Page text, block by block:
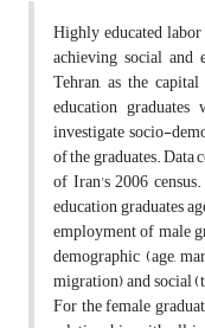
Highly educated
achieving social and
Tehran, as the
education
investigate socio-
of the graduates. Data
of Iran's 2006
education graduates
employment of male
demographic (age,
migration) and social
For the female